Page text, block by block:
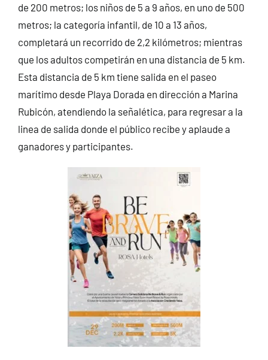
de 200 metros; los niños de 5 a 9 años, en uno de 500
metros; la categoría infantil, de 10 a 13 años,
completará un recorrido de 2,2 kilómetros; mientras
que los adultos competirán en una distancia de 5 km.
Esta distancia de 5 km tiene salida en el paseo
marítimo desde Playa Dorada en dirección a Marina
Rubicón, atendiendo la señalética, para regresar a la
linea de salida donde el público recibe y aplaude a
ganadores y participantes.